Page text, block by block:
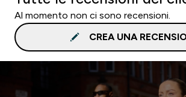
Al momento non ci sono recensioni.
CREA UNA